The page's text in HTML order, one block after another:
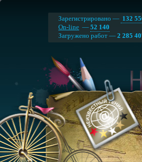
Зарегистрировано — 132
On-line — 52 140
Загружено работ — 2 285